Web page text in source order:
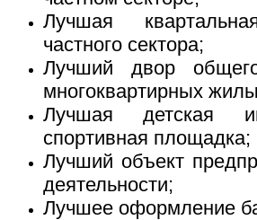
Лучшая
частного сектора;
Лучший двор
многоквартирных
Лучшая детская
спортивная площадка;
Лучший объект
деятельности;
Лучшее оформление